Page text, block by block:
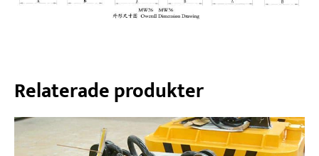
Relaterade produkter